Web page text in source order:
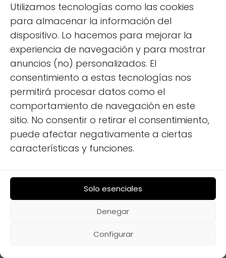
Utilizamos tecnologías como las cookies
para almacenar la información del
dispositivo. Lo hacemos para mejorar la
experiencia de navegación y para mostrar
anuncios (no) personalizados. El
consentimiento a estas tecnologías nos
permitirá procesar datos como el
comportamiento de navegación en este
sitio. No consentir o retirar el consentimiento,
puede afectar negativamente a ciertas
características y funciones.
Solo esenciales
Denegar
Configurar
Iluminación Autocaravana: Ambientes